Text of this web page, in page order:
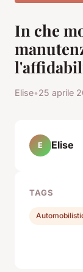
In che
Elise•25 aprile
E Elise
TAGS